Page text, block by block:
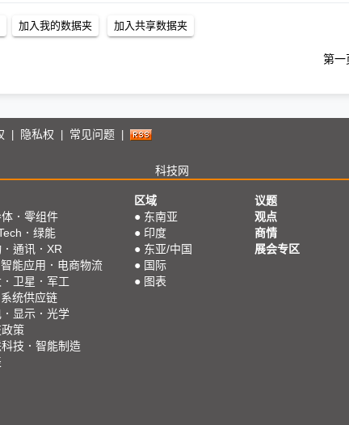
第一
隐私权 常见问题
科技网
．零组件
．绿能
通讯．XR
能应用．电商物流
卫星．军工
统供应链
显示．光学
策
技．智能制造
区域
● 东南亚
● 印度
● 东亚/中国
● 国际
● 图表
议题
观点
商情
展会专区